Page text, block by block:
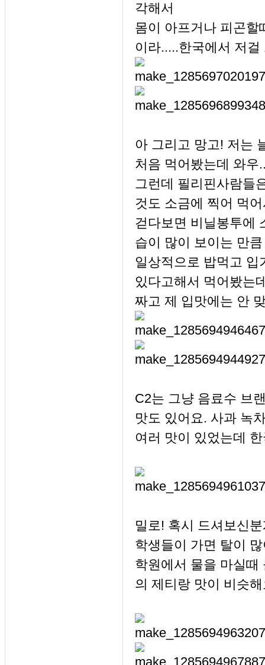
각해서
몸이 아프거나 피곤할
이라.....한국에서 저
아 그리고 망고! 저는
처음 먹어봤는데 와우
그런데 필리핀사람들
것도 소금에 찍어 먹
걷다보면 비닐봉투에
습이 많이 보이는 만
일상적으로 밥먹고
있다고해서 먹어봤는
짜고 제 입맛에는 안
C2는 그냥 음료수 브
맛도 있어요. 사과 녹
여러 맛이 있었는데
밀로! 혹시 드셔보신
학생들이 가면 탈이
학원에서 물을 마실때
의 제티랑 맛이 비슷